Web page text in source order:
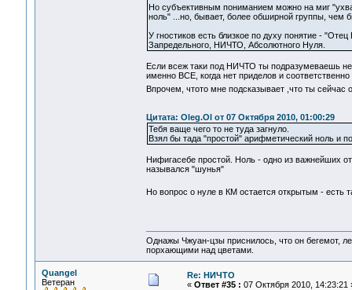
Но субъективным пониманием можно на миг
ноль" ...но, бывает, более обширной группы, чем
У гностиков есть близкое по духу понятие -
Запредельного, НИЧТО, Абсолютного Нуля.
Если всеж таки под НИЧТО ты подразумеваешь
именно ВСЕ, когда нет приделов и
Впрочем, чтото мне подсказывает ,что ты
Цитата: Oleg.Ol от 07 Октября 2010, 01:00:29
Тебя ваще чего то не туда загнуло.
Взял бы тада "простой" арифметический ноль и
Нифигасебе простой. Ноль - одно из важнейших
назывался "шунья"
Но вопрос о нуле в КМ остается открытым - есть
Однажы Чжуан-цзы приснилось, что он бегемот,
порхающими над цветами.
Quangel
Ветеран
Re: НИЧТО
« Ответ #35 : 07 Октября 2010, 14:23:21